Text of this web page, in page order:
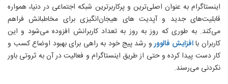
اینستاگرام به عنوان اصلی‌ترین و پرکاربرترین شبکه اجتماعی در دنیا، همواره
قابلیت‌های جدید و آپدیت های هیجان‌انگیزی برای مخاطبانش فراهم
می‌کند. به طوری که روز به روز به تعداد کاربرانش افزوده می‌شود و این
کاربران باافزایش فالوورو رشد پیج خود به راهی برای بهبود اوضاع کسب و
کار دست پیدا کرده و حتی از طریق اینستاگرام و فعالیت در آن به ثروتی باور
نکردنی می‌رسند.